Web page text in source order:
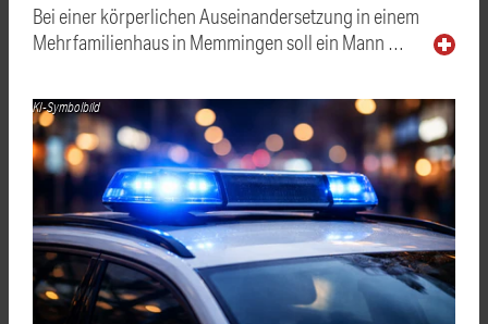
Bei einer körperlichen Auseinandersetzung in einem
Mehrfamilienhaus in Memmingen soll ein Mann …
KI-Symbolbild